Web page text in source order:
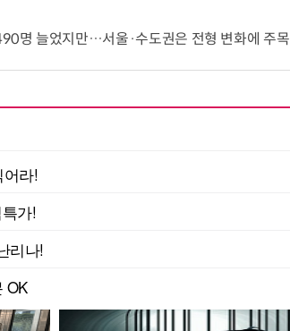
명 늘었지만…서울·수도권은 전형 변화에 주목